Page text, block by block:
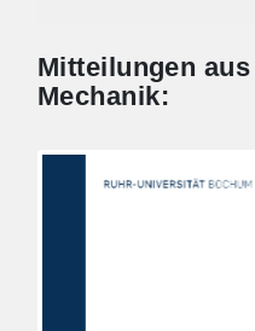
Mitteilungen
Mechanik: